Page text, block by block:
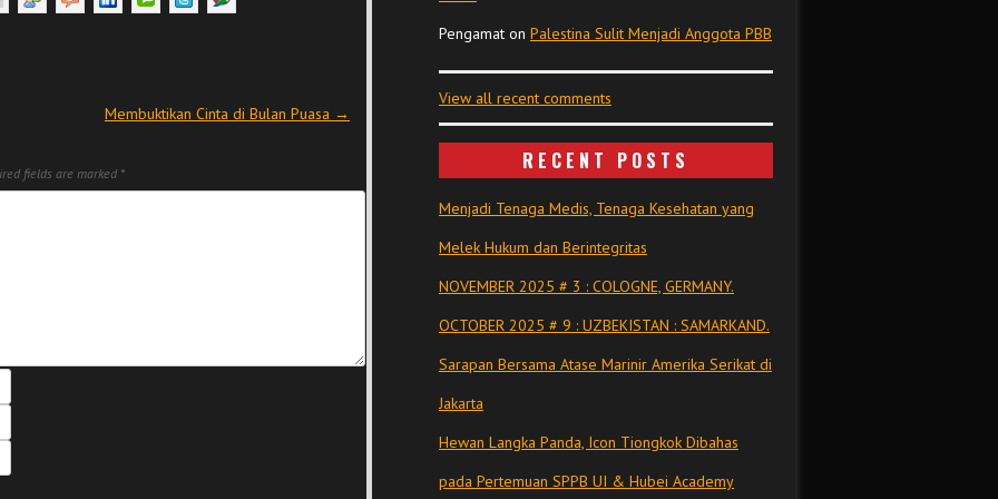
Membuktikan Cinta di Bulan Puasa →
fields are marked *
Pengamat on Palestina Sulit Menjadi Anggota PBB
View all recent comments
RECENT POSTS
Menjadi Tenaga Medis, Tenaga Kesehatan yang
Melek Hukum dan Berintegritas
NOVEMBER 2025 # 3 : COLOGNE, GERMANY.
OCTOBER 2025 # 9 : UZBEKISTAN : SAMARKAND.
Sarapan Bersama Atase Marinir Amerika Serikat di
Jakarta
Hewan Langka Panda, Icon Tiongkok Dibahas
pada Pertemuan SPPB UI & Hubei Academy